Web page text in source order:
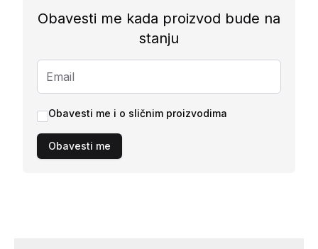
Obavesti me kada proizvod bude na
stanju
Obavesti me i o sličnim proizvodima
Obavesti me